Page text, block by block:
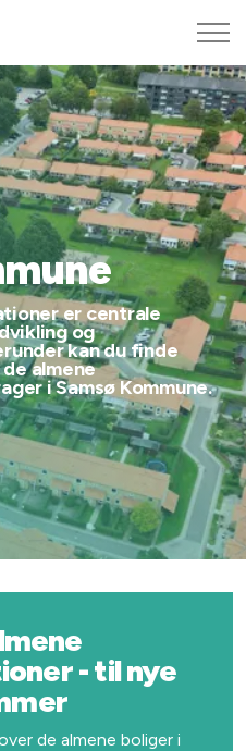
er centrale
og
kan du finde
almene
i Samsø Kommune.
- til nye
de almene boliger i